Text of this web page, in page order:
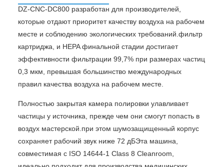
DZ-CNC-DC800 разработан для производителей,
которые отдают приоритет качеству воздуха на рабочем
месте и соблюдению экологических требований.фильтр
картриджа, и HEPA финальной стадии достигает
эффективности фильтрации 99,7% при размерах частиц
0,3 мкм, превышая большинство международных
правил качества воздуха на рабочем месте.
Полностью закрытая камера полировки улавливает
частицы у источника, прежде чем они смогут попасть в
воздух мастерской.при этом шумозащищенный корпус
сохраняет рабочий звук ниже 72 дБЭта машина,
совместимая с ISO 14644-1 Class 8 Cleanroom,